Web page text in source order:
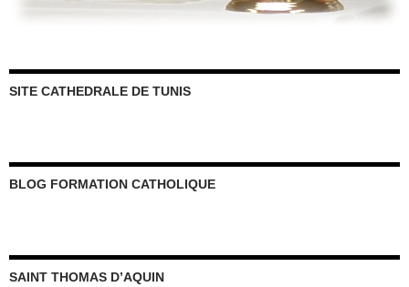
SITE CATHEDRALE DE TUNIS
BLOG FORMATION CATHOLIQUE
SAINT THOMAS D’AQUIN